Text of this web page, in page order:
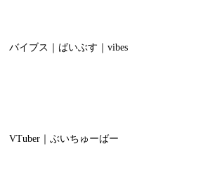
バイブス｜ばいぶす｜vibes
VTuber｜ぶいちゅーばー